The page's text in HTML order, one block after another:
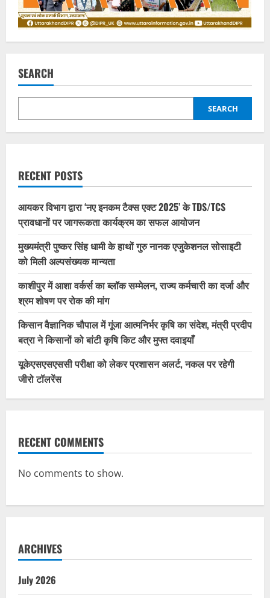
SEARCH
SEARCH
RECENT POSTS
आयकर विभाग द्वारा ‘नए इनकम टैक्स एक्ट 2025’ के TDS/TCS
प्रावधानों पर जागरूकता कार्यक्रम का सफल आयोजन
मुख्यमंत्री पुष्कर सिंह धामी के हाथों गुरु नानक एजुकेशनल सोसाइटी
को मिली अल्पसंख्यक मान्यता
काशीपुर में आशा वर्कर्स का ब्लॉक सम्मेलन, राज्य कर्मचारी का दर्जा और
श्रम शोषण पर रोक की मांग
किसान वैज्ञानिक चौपाल में गूंजा आत्मनिर्भर कृषि का संदेश, मंत्री प्रदीप
बत्रा ने किसानों को बांटी कृषि किट और मुफ्त दवाइयाँ
यूकेएसएसएससी परीक्षा को लेकर प्रशासन अलर्ट, नकल पर रहेगी
जीरो टॉलरेंस
RECENT COMMENTS
No comments to show.
ARCHIVES
July 2026